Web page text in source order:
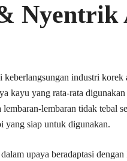
Nyentrik
industri
kayu yang rata-rata
lembaran tidak tebal
yang siap untuk digunakan.
upaya beradaptasi